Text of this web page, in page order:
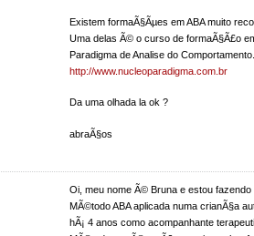
Existem formaÃ§Ãµes em ABA muito
Uma delas Ã© o curso de formaÃ§Ã£o
Paradigma de Analise do Comportamento.
http://www.nucleoparadigma.com.br
Da uma olhada la ok ?
abraÃ§os
Oi, meu nome Ã© Bruna e estou
MÃ©todo ABA aplicada numa crianÃ§a
hÃ¡ 4 anos como acompanhante